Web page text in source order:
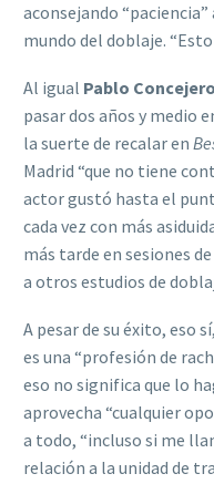
aconsejando
mundo del doblaje.
Al igual Pablo
pasar dos años y medio
la suerte de recalar en
Madrid “que no tiene
actor gustó hasta el
cada vez con más
más tarde en sesiones
a otros estudios de
A pesar de su éxito, eso
es una “profesión de
eso no significa que lo
aprovecha “cualquier
a todo, “incluso si me
relación a la unidad de